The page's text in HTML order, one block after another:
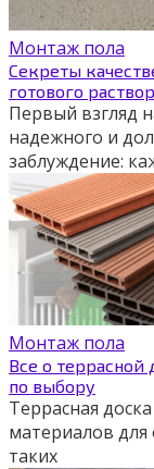
Монтаж пола
Секреты
готового
Первый взгляд
надежного и
заблуждение:
Монтаж пола
Все о
по выбору
Террасная
материалов
таких